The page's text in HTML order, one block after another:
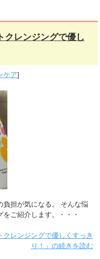
レンジングで優し
ケア]
負担が気になる。 そんな悩
ご紹介します。・・・
レンジングで優しくすっき
り！」の続きを読む